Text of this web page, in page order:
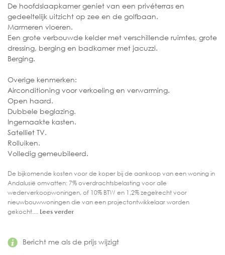
Bericht me als de prijs wijzigt
De hoofdslaapkamer geniet van een privéterras en
gedeeltelijk uitzicht op zee en de golfbaan.
Marmeren vloeren.
Een grote verbouwde kelder met verschillende ruimtes, grote
dressing, berging en badkamer met jacuzzi.
Berging.
Overige kenmerken:
Airconditioning voor verkoeling en verwarming.
Open haard.
Dubbele beglazing.
Ingemaakte kasten.
Satelliet TV.
Rolluiken.
Volledig gemeubileerd.
De bijkomende kosten voor de koper bij de aankoop van een woning in
Andalusië omvatten: 7% overdrachtsbelasting voor alle
wederverkoopwoningen, of 10% BTW en 1,2% zegelrecht voor
nieuwbouwwoningen die van een projectontwikkelaar worden
gekocht.... Lees verder